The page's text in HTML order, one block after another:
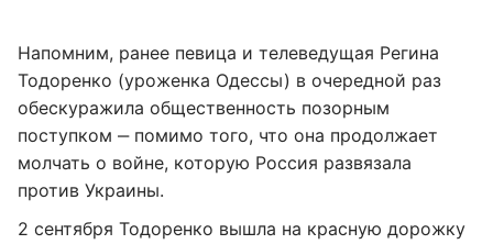
Напомним, ранее певица и телеведущая Регина
Тодоренко (уроженка Одессы) в очередной раз
обескуражила общественность позорным
поступком ‒ помимо того, что она продолжает
молчать о войне, которую Россия развязала
против Украины.
2 сентября Тодоренко вышла на красную дорожку